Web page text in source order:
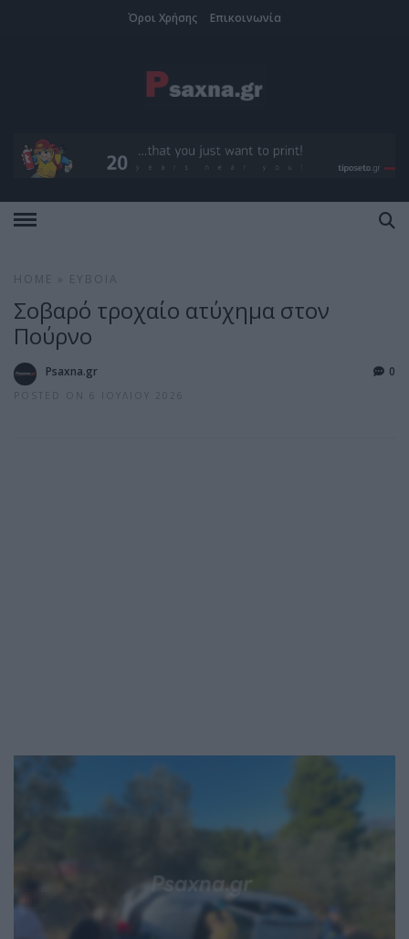
Όροι Χρήσης Επικοινωνία
HOME ΕΎΒΟΙΑ
Σοβαρό τροχαίο ατύχημα στον
Πούρνο
Psaxna.gr
POSTED ON 6 ΙΟΥΛΊΟΥ 2026
0